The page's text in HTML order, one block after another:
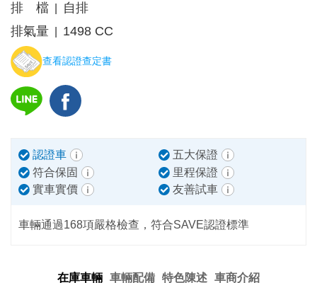
排 檔
自排
排氣量
1498 CC
查看認證查定書
認證車
五大保證
符合保固
里程保證
實車實價
友善試車
車輛通過168項嚴格檢查，符合SAVE認證標準
在庫車輛 車輛配備 特色陳述 車商介紹